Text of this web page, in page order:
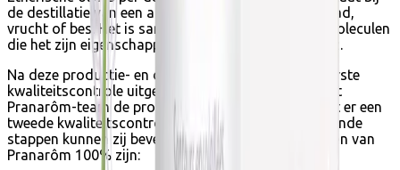
de destillatie van een aromatische plant, bloem, zaad,
vrucht of bes. Het is samengesteld uit chemische moleculen
die het zijn eigenschappen geven, zoals fenolen, enz.
Na deze productie- en distillatiefasen wordt een eerste
kwaliteitscontrole uitgevoerd. Vervolgens neemt het
Pranarôm-team de producten in ontvangst en vindt er een
tweede kwaliteitscontrole plaats. Na deze verschillende
stappen kunnen zij bevestigen dat de essentiële oliën van
Pranarôm 100% zijn: